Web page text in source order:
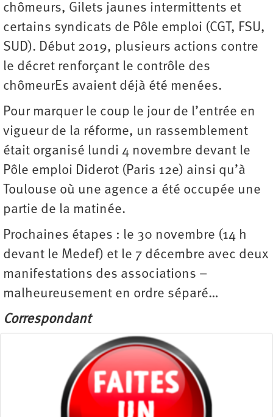
chômeurs, Gilets jaunes intermittents et
certains syndicats de Pôle emploi (CGT, FSU,
SUD). Début 2019, plusieurs actions contre
le décret renforçant le contrôle des
chômeurEs avaient déjà été menées.
Pour marquer le coup le jour de l’entrée en
vigueur de la réforme, un rassemblement
était organisé lundi 4 novembre devant le
Pôle emploi Diderot (Paris 12e) ainsi qu’à
Toulouse où une agence a été occupée une
partie de la matinée.
Prochaines étapes : le 30 novembre (14 h
devant le Medef) et le 7 décembre avec deux
manifestations des associations –
malheureusement en ordre séparé…
Correspondant